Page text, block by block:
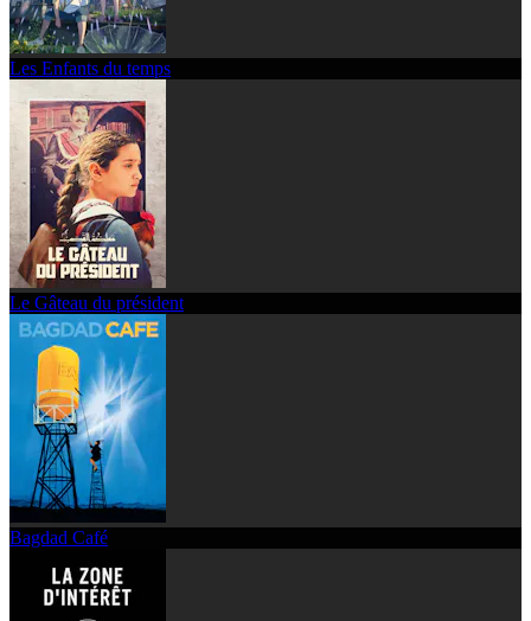
Les Enfants du temps
Le Gâteau du président
Bagdad Café